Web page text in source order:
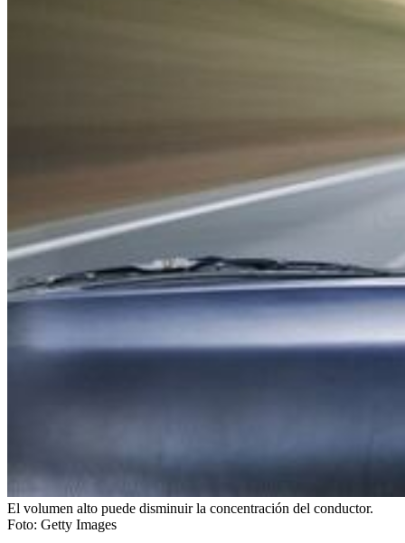
El volumen alto puede disminuir la concentración del conductor.
Foto: Getty Images